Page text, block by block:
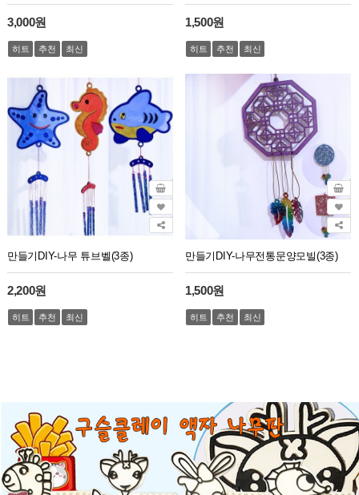
3,000원
히트 추천 최신
1,500원
히트 추천 최신
만들기DIY-나무 튜브벨(3종)
2,200원
히트 추천 최신
만들기DIY-나무전통문양모빌(3종)
1,500원
히트 추천 최신